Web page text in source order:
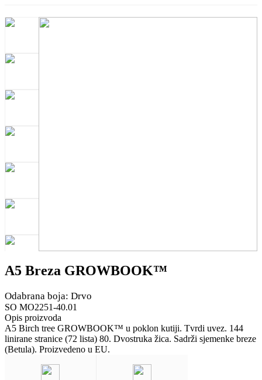
A5 Breza GROWBOOK™
Odabrana boja: Drvo
SO MO2251-40.01
Opis proizvoda
A5 Birch tree GROWBOOK™ u poklon kutiji. Tvrdi uvez. 144
linirane stranice (72 lista) 80. Dvostruka žica. Sadrži sjemenke breze
(Betula). Proizvedeno u EU.